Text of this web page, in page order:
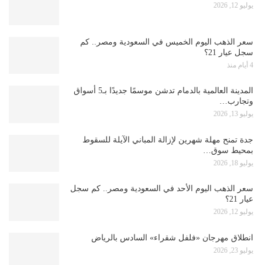
يوليو 12, 2026
سعر الذهب اليوم الخميس في السعودية ومصر.. كم
سجل عيار 21؟
4 أيام منذ
المدينة العالمية بالدمام تدشن موسمًا جديدًا بـ5 أسواق
وتجارب…
يوليو 13, 2026
جدة تمنح مهلة شهرين لإزالة المباني الآيلة للسقوط
بمحيط سوق…
يوليو 18, 2026
سعر الذهب اليوم الأحد في السعودية ومصر.. كم سجل
عيار 21؟
يوليو 12, 2026
انطلاق مهرجان «فلفل شقراء» السادس بالرياض
يوليو 23, 2026